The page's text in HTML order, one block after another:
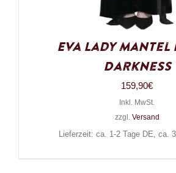
Eva Lady Mantel
Darkness
159,90€
Inkl. MwSt.
zzgl. Versand
Lieferzeit: ca. 1-2 Tage DE, ca.